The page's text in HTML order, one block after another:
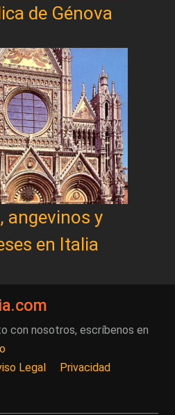
de Génova
angevinos y
en Italia
con nosotros, escríbenos en
Legal Privacidad